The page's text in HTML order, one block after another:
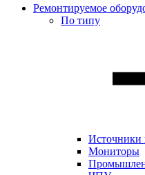
Ремонтируемое
По типу
Источники
Мониторы